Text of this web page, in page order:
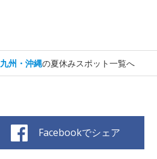
九州・沖縄の夏休みスポット一覧へ
Facebookでシェア